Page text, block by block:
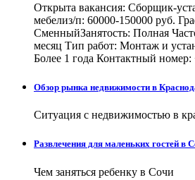
Открыта вакансия: Сборщик-
мебелиз/п: 60000-150000 руб.
СменныйЗанятость: Полная
месяц Тип работ: Монтаж и
Более 1 года Контактный
Обзор рынка недвижимости в
Ситуация с недвижимостью в
Развлечения для маленьких гостей в
Чем заняться ребенку в Сочи